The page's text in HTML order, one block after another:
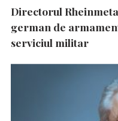
Directorul
german de
serviciul militar